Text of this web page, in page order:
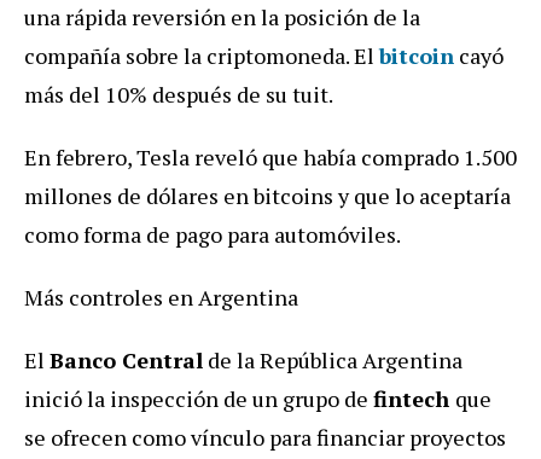
una rápida reversión en la posición de la
compañía sobre la criptomoneda. Elbitcoin cayó
más del 10% después de su tuit.
En febrero, Tesla reveló que había comprado 1.500
millones de dólares en bitcoins y que lo aceptaría
como forma de pago para automóviles.
Más controles en Argentina
El Banco Central de la República Argentina
inició la inspección de un grupo de fintech que
se ofrecen como vínculo para financiar proyectos